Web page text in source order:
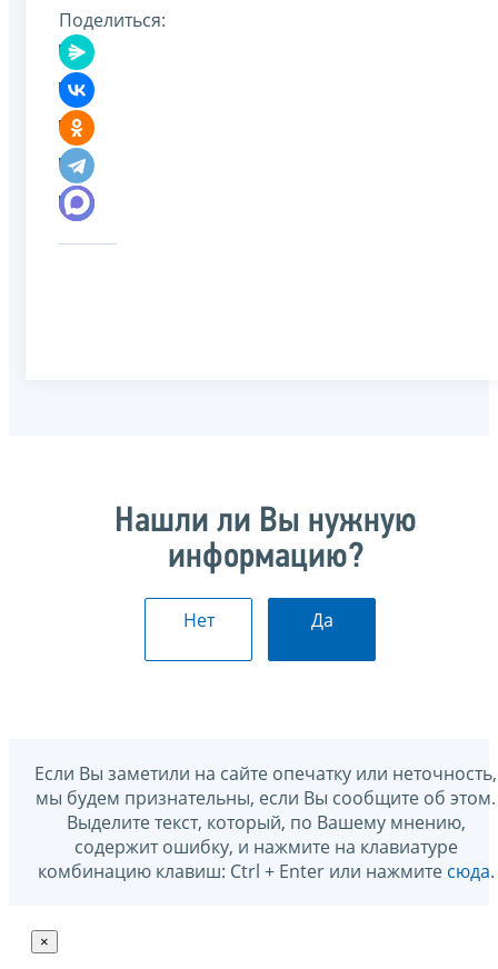
Поделиться:
Нашли ли Вы нужную
информацию?
Нет Да
Если Вы заметили на сайте опечатку или неточность,
мы будем признательны, если Вы сообщите об этом.
Выделите текст, который, по Вашему мнению,
содержит ошибку, и нажмите на клавиатуре
комбинацию клавиш: Ctrl + Enter или нажмите сюда.
×